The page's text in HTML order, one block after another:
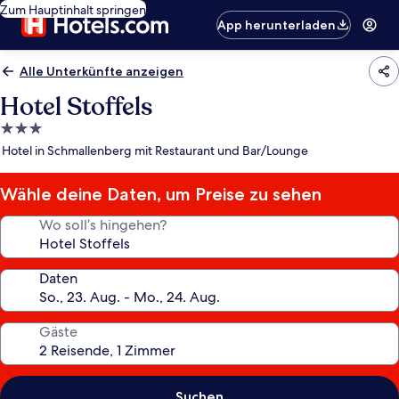
Zum Hauptinhalt springen
App herunterladen
Alle Unterkünfte anzeigen
Hotel Stoffels
3.0-
Sterne-
Hotel in Schmallenberg mit Restaurant und Bar/Lounge
Wähle deine Daten, um Preise zu sehen
Wo soll’s hingehen?
Daten
Gäste